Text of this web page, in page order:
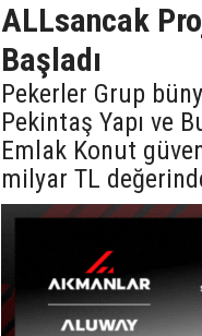
ALLsancak
Başladı
Pekerler Grup
Pekintaş Yapı ve
Emlak Konut
milyar TL